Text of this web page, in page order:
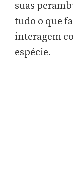
suas
tudo o que
interagem
espécie.